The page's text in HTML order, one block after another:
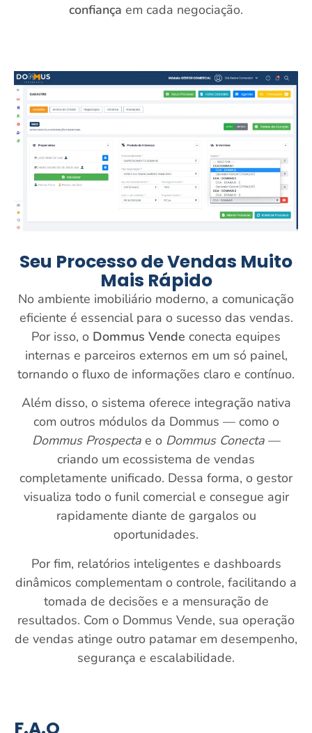
confiança em cada negociação.
Seu Processo de Vendas Muito
Mais Rápido
No ambiente imobiliário moderno, a comunicação
eficiente é essencial para o sucesso das vendas.
Por isso, o Dommus Vende conecta equipes
internas e parceiros externos em um só painel,
tornando o fluxo de informações claro e contínuo.
Além disso, o sistema oferece integração nativa
com outros módulos da Dommus — como o
Dommus Prospectae o Dommus Conecta—
criando um ecossistema de vendas
completamente unificado. Dessa forma, o gestor
visualiza todo o funil comercial e consegue agir
rapidamente diante de gargalos ou
oportunidades.
Por fim, relatórios inteligentes e dashboards
dinâmicos complementam o controle, facilitando a
tomada de decisões e a mensuração de
resultados. Com o Dommus Vende, sua operação
de vendas atinge outro patamar em desempenho,
segurança e escalabilidade.